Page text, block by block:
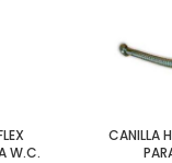
W.C.
CANILLA